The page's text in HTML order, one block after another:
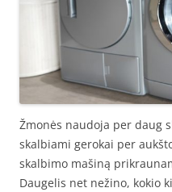
Žmonės naudoja per daug
skalbiami gerokai per
skalbimo mašiną
Daugelis net nežino, kokio